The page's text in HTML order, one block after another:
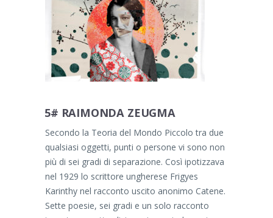
5# RAIMONDA ZEUGMA
Secondo la Teoria del Mondo Piccolo tra due
qualsiasi oggetti, punti o persone vi sono non
più di sei gradi di separazione. Così ipotizzava
nel 1929 lo scrittore ungherese Frigyes
Karinthy nel racconto uscito anonimo Catene.
Sette poesie, sei gradi e un solo racconto